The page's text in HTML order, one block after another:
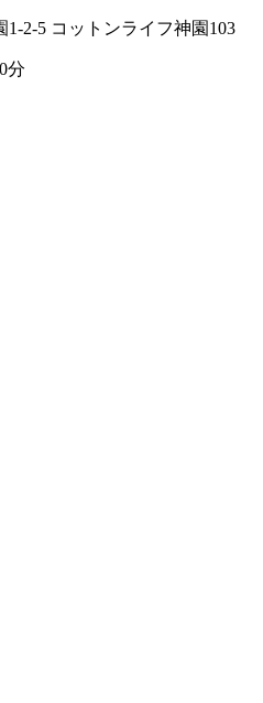
1-2-5 コットンライフ神園103
分